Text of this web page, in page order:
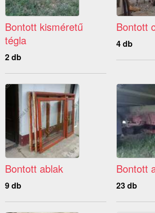
Bontott kisméretű
tégla
2 db
Bontott
4 db
Bontott ablak
9 db
Bontott
23 db